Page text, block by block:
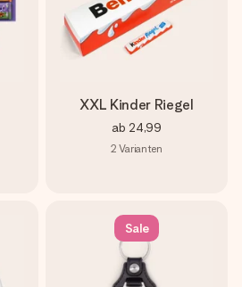
XXL Kinder Riegel
ab 24,99
2 Varianten
Sale